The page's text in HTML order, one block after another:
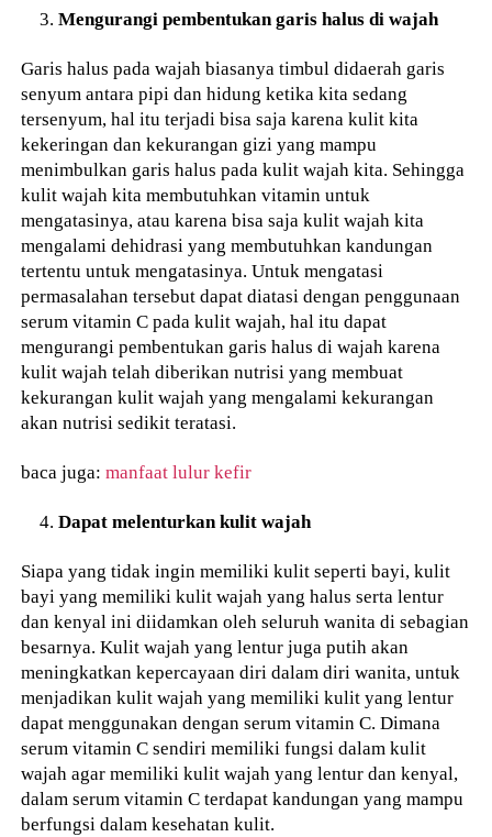
Mengurangi pembentukan garis halus di wajah
Garis halus pada wajah biasanya timbul didaerah garis
senyum antara pipi dan hidung ketika kita sedang
tersenyum, hal itu terjadi bisa saja karena kulit kita
kekeringan dan kekurangan gizi yang mampu
menimbulkan garis halus pada kulit wajah kita. Sehingga
kulit wajah kita membutuhkan vitamin untuk
mengatasinya, atau karena bisa saja kulit wajah kita
mengalami dehidrasi yang membutuhkan kandungan
tertentu untuk mengatasinya. Untuk mengatasi
permasalahan tersebut dapat diatasi dengan penggunaan
serum vitamin C pada kulit wajah, hal itu dapat
mengurangi pembentukan garis halus di wajah karena
kulit wajah telah diberikan nutrisi yang membuat
kekurangan kulit wajah yang mengalami kekurangan
akan nutrisi sedikit teratasi.
baca juga:manfaat lulur kefir
Dapat melenturkan kulit wajah
Siapa yang tidak ingin memiliki kulit seperti bayi, kulit
bayi yang memiliki kulit wajah yang halus serta lentur
dan kenyal ini diidamkan oleh seluruh wanita di sebagian
besarnya. Kulit wajah yang lentur juga putih akan
meningkatkan kepercayaan diri dalam diri wanita, untuk
menjadikan kulit wajah yang memiliki kulit yang lentur
dapat menggunakan dengan serum vitamin C. Dimana
serum vitamin C sendiri memiliki fungsi dalam kulit
wajah agar memiliki kulit wajah yang lentur dan kenyal,
dalam serum vitamin C terdapat kandungan yang mampu
berfungsi dalam kesehatan kulit.